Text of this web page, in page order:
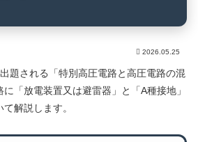
2026.05.25
題される「特別高圧電路と高圧電路の混
「放電装置又は避雷器」と「A種接地」
解説します。